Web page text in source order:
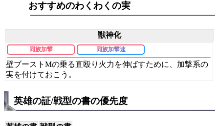
おすすめのわくわくの実
獣神化
同族加撃 同族加撃速
壁ブーストMの乗る直殴り火力を伸ばすために、加撃系の
実を付けておこう。
英雄の証/戦型の書の優先度